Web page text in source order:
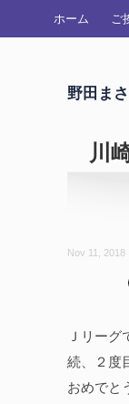
ホーム ご
野田ま
川
Nov 11, 2018
Ｊリー
続、２度
おめでと